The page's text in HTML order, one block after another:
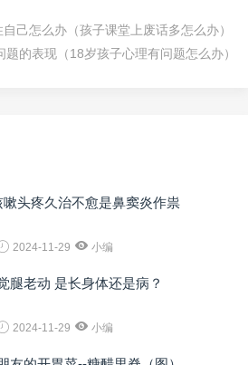
己怎么办（孩子课堂上废话多怎么办）
题的表现（18岁孩子心理有问题怎么办）
嗽头疼久治不愈是鼻窦炎作祟
2024-11-29 小编
腿老动 是长身体还是病？
2024-11-29 小编